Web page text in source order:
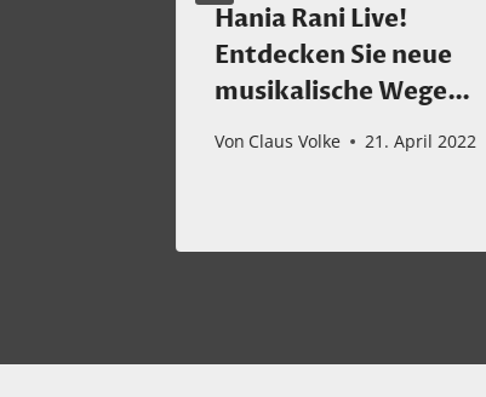
Hania Rani Live!
Entdecken Sie neue
musikalische Wege…
Von Claus Volke 21. April 2022